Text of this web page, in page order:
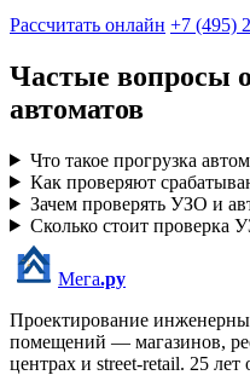
Рассчитать онлайн +7 (495)
Частые вопросы
автоматов
Что такое прогрузка
Как проверяют
Зачем проверять УЗО и
Сколько стоит проверка
Мега.ру
Проектирование
помещений — магазинов,
центрах и street-retail. 25 лет